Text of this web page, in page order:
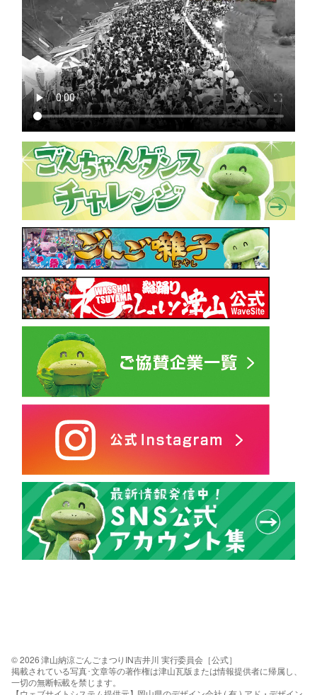
© 2026 津山納涼ごんごまつりIN吉井川 実行委員会［公式］
掲載されている写真･文章等の著作権は津山瓦版または情報提供者に帰属し、
一切の無断転載を禁じます。